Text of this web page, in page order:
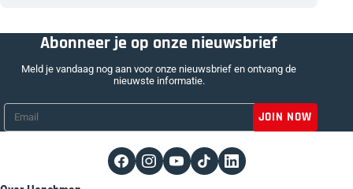
Abonneer je op onze nieuwsbrief
Meld je vandaag nog aan voor onze nieuwsbrief en ontvang de
nieuwste informatie.